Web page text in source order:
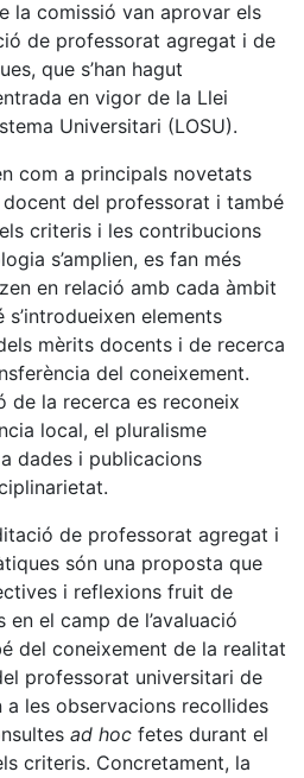
la comissió van aprovar els
de professorat agregat i de
que s’han hagut
en vigor de la Llei
Universitari (LOSU).
com a principals novetats
docent del professorat i també
criteris i les contribucions
s’amplien, es fan més
en relació amb cada àmbit
elements
mèrits docents i de recerca
del coneixement.
de la recerca es reconeix
local, el pluralisme
dades i publicacions
de professorat agregat i
són una proposta que
i reflexions fruit de
en el camp de l’avaluació
del coneixement de la realitat
professorat universitari de
a les observacions recollides
ad hoc fetes durant el
criteris. Concretament, la